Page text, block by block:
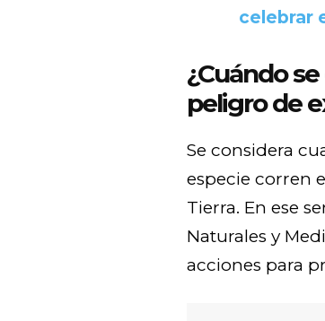
celebrar
¿Cuándo
peligro de
Se considera
especie corren
Tierra. En ese
Naturales y
acciones para